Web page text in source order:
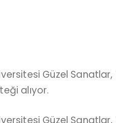
Güzel Sanatlar,
alıyor.
Güzel Sanatlar,